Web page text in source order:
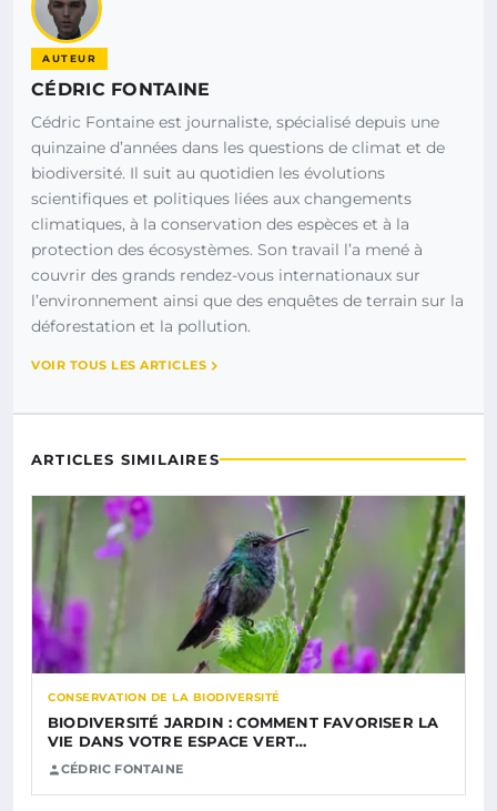
AUTEUR
CÉDRIC FONTAINE
Cédric Fontaine est journaliste, spécialisé depuis une
quinzaine d’années dans les questions de climat et de
biodiversité. Il suit au quotidien les évolutions
scientifiques et politiques liées aux changements
climatiques, à la conservation des espèces et à la
protection des écosystèmes. Son travail l’a mené à
couvrir des grands rendez-vous internationaux sur
l’environnement ainsi que des enquêtes de terrain sur la
déforestation et la pollution.
VOIR TOUS LES ARTICLES
ARTICLES SIMILAIRES
CONSERVATION DE LA BIODIVERSITÉ
BIODIVERSITÉ JARDIN : COMMENT FAVORISER LA
VIE DANS VOTRE ESPACE VERT…
CÉDRIC FONTAINE